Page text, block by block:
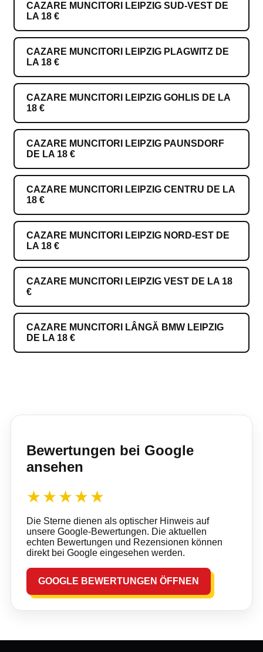
CAZARE MUNCITORI LEIPZIG SUD-VEST DE
LA 18 €
CAZARE MUNCITORI LEIPZIG PLAGWITZ DE
LA 18 €
CAZARE MUNCITORI LEIPZIG GOHLIS DE LA
18 €
CAZARE MUNCITORI LEIPZIG PAUNSDORF
DE LA 18 €
CAZARE MUNCITORI LEIPZIG CENTRU DE LA
18 €
CAZARE MUNCITORI LEIPZIG NORD-EST DE
LA 18 €
CAZARE MUNCITORI LEIPZIG VEST DE LA 18
€
CAZARE MUNCITORI LÂNGĂ BMW LEIPZIG
DE LA 18 €
Bewertungen bei Google
ansehen
★★★★★
Die Sterne dienen als optischer Hinweis auf
unsere Google-Bewertungen. Die aktuellen
echten Bewertungen und Rezensionen können
direkt bei Google eingesehen werden.
GOOGLE BEWERTUNGEN ÖFFNEN